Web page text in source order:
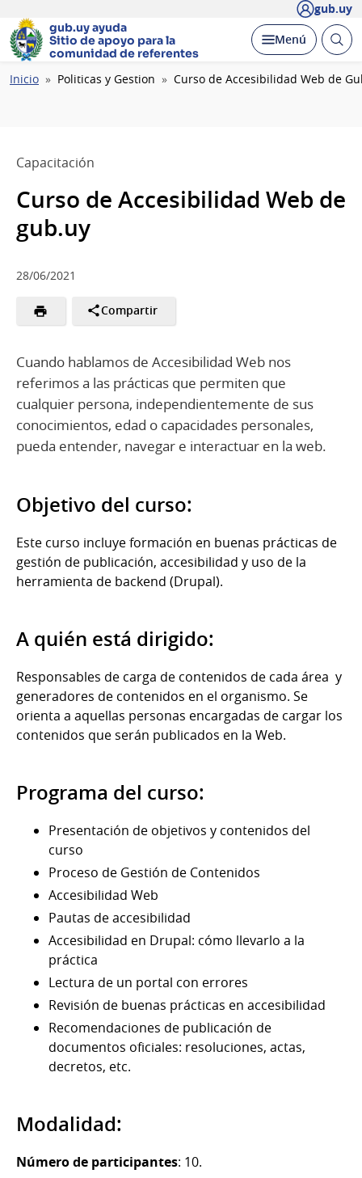
gub.uy
gub.uy ayuda
Sitio de apoyo para la
comunidad de referentes
Desplegar
Menú Abrir
Ruta
Inicio Politicas y Gestion Curso de Accesibilidad Web de
Capacitación
Curso de Accesibilidad Web de
gub.uy
28/06/2021
Compartir
Cuando hablamos de Accesibilidad Web nos
referimos a las prácticas que permiten que
cualquier persona, independientemente de sus
conocimientos, edad o capacidades personales,
pueda entender, navegar e interactuar en la web.
Objetivo del curso:
Este curso incluye formación en buenas prácticas de
gestión de publicación, accesibilidad y uso de la
herramienta de backend (Drupal).
A quién está dirigido:
Responsables de carga de contenidos de cada área y
generadores de contenidos en el organismo. Se
orienta a aquellas personas encargadas de cargar los
contenidos que serán publicados en la Web.
Programa del curso:
Presentación de objetivos y contenidos del
curso
Proceso de Gestión de Contenidos
Accesibilidad Web
Pautas de accesibilidad
Accesibilidad en Drupal: cómo llevarlo a la
práctica
Lectura de un portal con errores
Revisión de buenas prácticas en accesibilidad
Recomendaciones de publicación de
documentos oficiales: resoluciones, actas,
decretos, etc.
Modalidad:
Número de participantes: 10.